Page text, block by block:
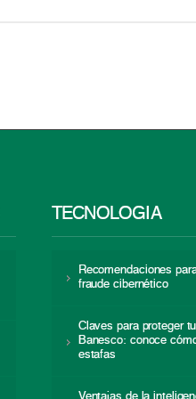
TECNOLOGÍA
Recomendaciones
fraude cibernético
Claves para proteger
Banesco: conoce
estafas